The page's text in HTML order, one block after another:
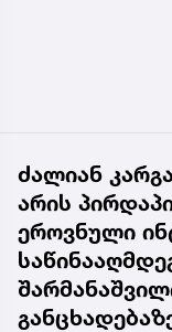
ძალიან
არის
ეროვნული